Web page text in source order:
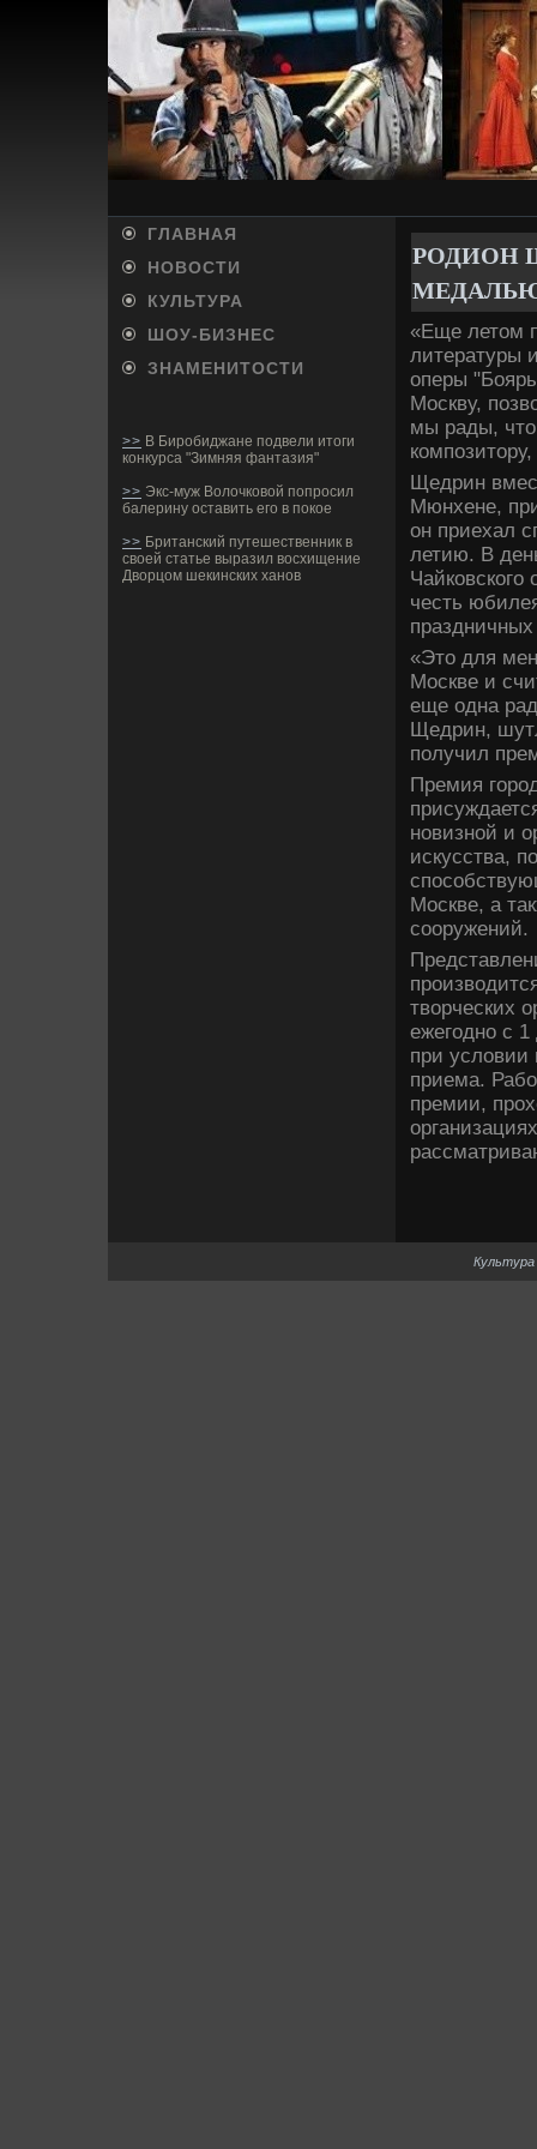
ГЛАВНАЯ
НОВОСТИ
КУЛЬТУРА
ШОУ-БИ­ЗНЕС
ЗНАМЕНИТОСТИ
>> В Биробиджане подвели итоги
конкурса "Зимняя фантазия"
>> Экс-муж Волочковой попросил
балерину оставить его в покое
>> Британский путешественник в
своей статье выразил восхищение
Дворцом шекинских ханов
РОДИОН
«Еще летом
литературы
оперы
Москву,
мы рады, что
Щедрин
Мюнхене,
он приехал
летию. В
Чайковского
честь
«Это для
Москве­ и
еще одна
Щедрин,
получил
Премия
новизной и
искусства,
Москве­, а
сооружений.
творческих
ежегодно с
при условии
приема.
премии,
Культура